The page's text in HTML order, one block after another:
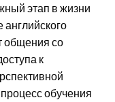
этап в жизни
общения со
к
обучения